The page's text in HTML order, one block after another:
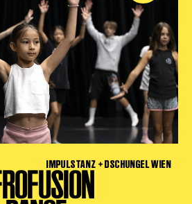
IMPULSTANZ + DSCHUNGEL WIEN